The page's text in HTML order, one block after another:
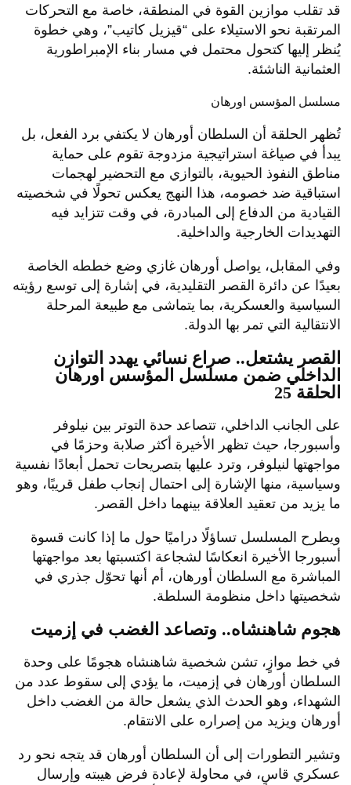
قد تقلب موازين القوة في المنطقة، خاصة مع التحركات
المرتقبة نحو الاستيلاء على “قيزيل كاتيب”، وهي خطوة
يُنظر إليها كتحول محتمل في مسار بناء الإمبراطورية
العثمانية الناشئة.
مسلسل المؤسس اورهان
تُظهر الحلقة أن السلطان أورهان لا يكتفي برد الفعل، بل
يبدأ في صياغة استراتيجية مزدوجة تقوم على حماية
مناطق النفوذ الحيوية، بالتوازي مع التحضير لهجمات
استباقية ضد خصومه، هذا النهج يعكس تحولًا في شخصيته
القيادية من الدفاع إلى المبادرة، في وقت تتزايد فيه
التهديدات الخارجية والداخلية.
وفي المقابل، يواصل أورهان غازي وضع خططه الخاصة
بعيدًا عن دائرة القصر التقليدية، في إشارة إلى توسع رؤيته
السياسية والعسكرية، بما يتماشى مع طبيعة المرحلة
الانتقالية التي تمر بها الدولة.
القصر يشتعل.. صراع نسائي يهدد التوازن
الداخلي ضمن مسلسل المؤسس اورهان
الحلقة 25
على الجانب الداخلي، تتصاعد حدة التوتر بين نيلوفر
وأسبورجا، حيث تظهر الأخيرة أكثر صلابة وحزمًا في
مواجهتها لنيلوفر، وترد عليها بتصريحات تحمل أبعادًا نفسية
وسياسية، منها الإشارة إلى احتمال إنجاب طفل قريبًا، وهو
ما يزيد من تعقيد العلاقة بينهما داخل القصر.
ويطرح المسلسل تساؤلًا دراميًا حول ما إذا كانت قسوة
أسبورجا الأخيرة انعكاسًا لشجاعة اكتسبتها بعد مواجهتها
المباشرة مع السلطان أورهان، أم أنها تحوّل جذري في
شخصيتها داخل منظومة السلطة.
هجوم شاهنشاه.. وتصاعد الغضب في إزميت
في خط موازٍ، تشن شخصية شاهنشاه هجومًا على وحدة
السلطان أورهان في إزميت، ما يؤدي إلى سقوط عدد من
الشهداء، وهو الحدث الذي يشعل حالة من الغضب داخل
أورهان ويزيد من إصراره على الانتقام.
وتشير التطورات إلى أن السلطان أورهان قد يتجه نحو رد
عسكري قاسٍ، في محاولة لإعادة فرض هيبته وإرسال